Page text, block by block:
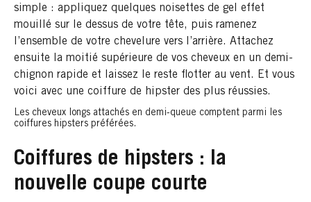
simple : appliquez quelques noisettes de gel effet
mouillé sur le dessus de votre tête, puis ramenez
l’ensemble de votre chevelure vers l’arrière. Attachez
ensuite la moitié supérieure de vos cheveux en un demi-
chignon rapide et laissez le reste flotter au vent. Et vous
voici avec une coiffure de hipster des plus réussies.
Les cheveux longs attachés en demi-queue comptent parmi les
coiffures hipsters préférées.
Coiffures de hipsters : la
nouvelle coupe courte